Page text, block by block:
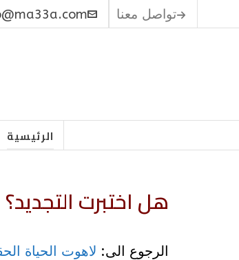
تواصل معنا
الرئيسية
هل اختبرت التجديد؟
الرجوع الى: لاهوت الحياة